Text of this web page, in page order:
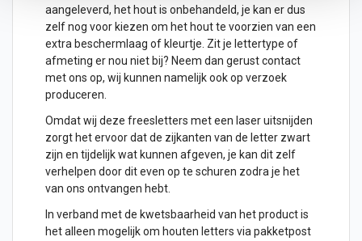
aangeleverd, het hout is onbehandeld, je kan er dus
zelf nog voor kiezen om het hout te voorzien van een
extra beschermlaag of kleurtje. Zit je lettertype of
afmeting er nou niet bij? Neem dan gerust contact
met ons op, wij kunnen namelijk ook op verzoek
produceren.
Omdat wij deze freesletters met een laser uitsnijden
zorgt het ervoor dat de zijkanten van de letter zwart
zijn en tijdelijk wat kunnen afgeven, je kan dit zelf
verhelpen door dit even op te schuren zodra je het
van ons ontvangen hebt.
In verband met de kwetsbaarheid van het product is
het alleen mogelijk om houten letters via pakketpost